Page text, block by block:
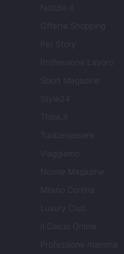
Notizie.it
Offerte Shopping
Pet Story
Professione Lavoro
Sport Magazine
Style24
Think.it
Tuobenessere
Viaggiamo
Nonne Magazine
Milano Cortina
Luxury Club
Il Calcio Online
Professione mamma